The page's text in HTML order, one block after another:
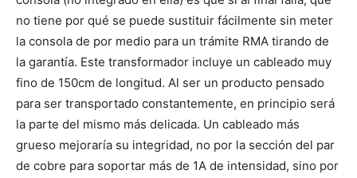
no tiene por qué se puede sustituir fácilmente sin meter
la consola de por medio para un trámite RMA tirando de
la garantía. Este transformador incluye un cableado muy
fino de 150cm de longitud. Al ser un producto pensado
para ser transportado constantemente, en principio será
la parte del mismo más delicada. Un cableado más
grueso mejoraría su integridad, no por la sección del par
de cobre para soportar más de 1A de intensidad, sino por